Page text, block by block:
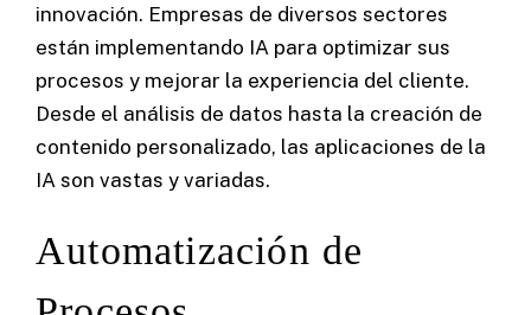
innovación. Empresas de diversos sectores
están implementando IA para optimizar sus
procesos y mejorar la experiencia del cliente.
Desde el análisis de datos hasta la creación de
contenido personalizado, las aplicaciones de la
IA son vastas y variadas.
Automatización de